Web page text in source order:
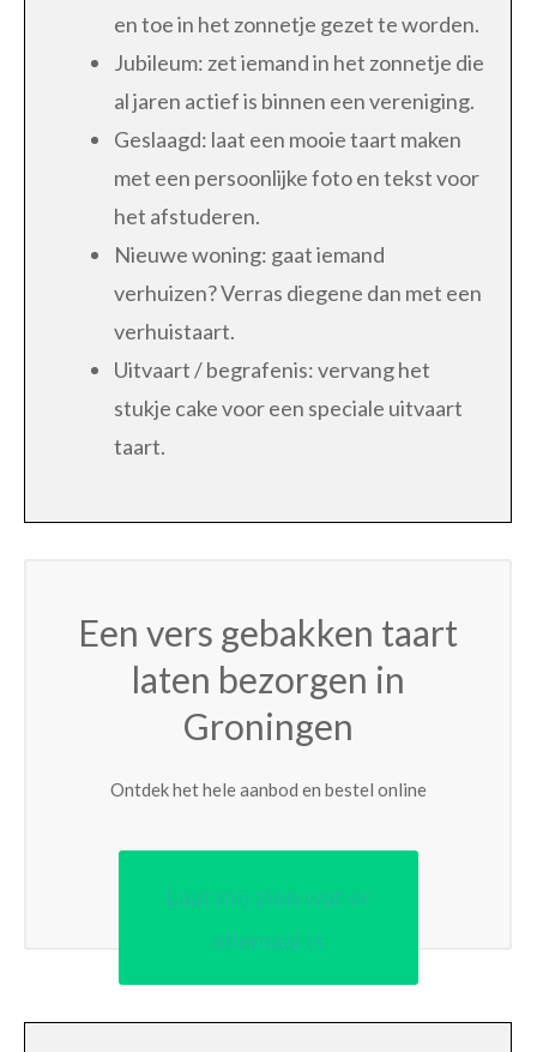
en toe in het zonnetje gezet te worden.
Jubileum: zet iemand in het zonnetje die
al jaren actief is binnen een vereniging.
Geslaagd: laat een mooie taart maken
met een persoonlijke foto en tekst voor
het afstuderen.
Nieuwe woning: gaat iemand
verhuizen? Verras diegene dan met een
verhuistaart.
Uitvaart / begrafenis: vervang het
stukje cake voor een speciale uitvaart
taart.
Een vers gebakken taart
laten bezorgen in
Groningen
Ontdek het hele aanbod en bestel online
Laat mij zien wat er
allemaal is